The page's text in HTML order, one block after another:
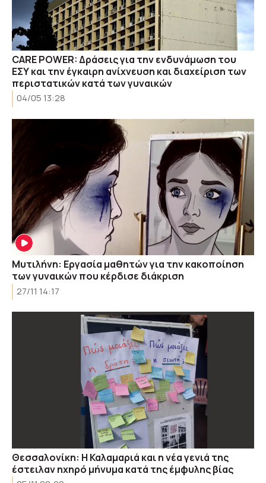
CARE POWER: Δράσεις για την ενδυνάμωση του
ΕΣΥ και την έγκαιρη ανίχνευση και διαχείριση των
περιστατικών κατά των γυναικών
04/05 13:28
Μυτιλήνη: Εργασία μαθητών για την κακοποίηση
των γυναικών που κέρδισε διάκριση
27/11 14:17
Θεσσαλονίκη: Η Καλαμαριά και η νέα γενιά της
έστειλαν ηχηρό μήνυμα κατά της έμφυλης βίας